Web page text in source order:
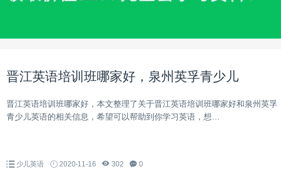
晋江英语培训班哪家好，泉州英孚青少儿
晋江英语培训班哪家好，本文整理了关于晋江英语培训班哪家好和泉州英孚
青少儿英语的相关信息，希望可以帮助到你学习英语，想…
少儿英语 2020-11-16 302 0